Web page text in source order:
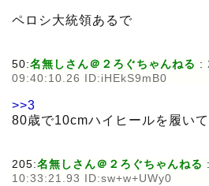
ペロシ大統領あるで
50:名無しさん＠２ろぐちゃんねる :
09:40:10.26 ID:iHEkS9mB0
>>3
80歳で10cmハイヒールを履い
205:名無しさん＠２ろぐちゃんねる :
10:33:21.93 ID:sw+w+UWy0